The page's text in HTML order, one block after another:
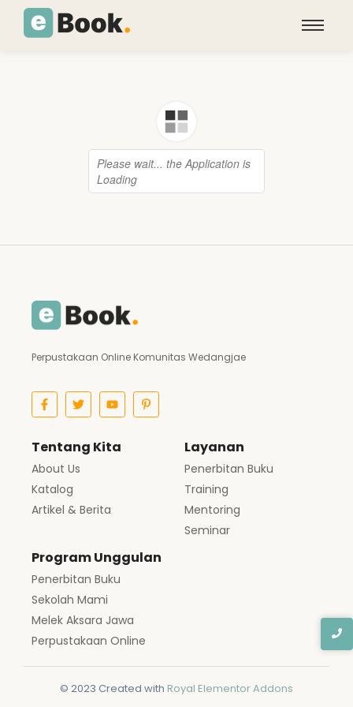
Perpustakaan Online Komunitas Wedangjae
Tentang Kita
About Us
Katalog
Artikel & Berita
Layanan
Penerbitan Buku
Training
Mentoring
Seminar
Program Unggulan
Penerbitan Buku
Sekolah Mami
Melek Aksara Jawa
Perpustakaan Online
© 2023 Created with Royal Elementor Addons